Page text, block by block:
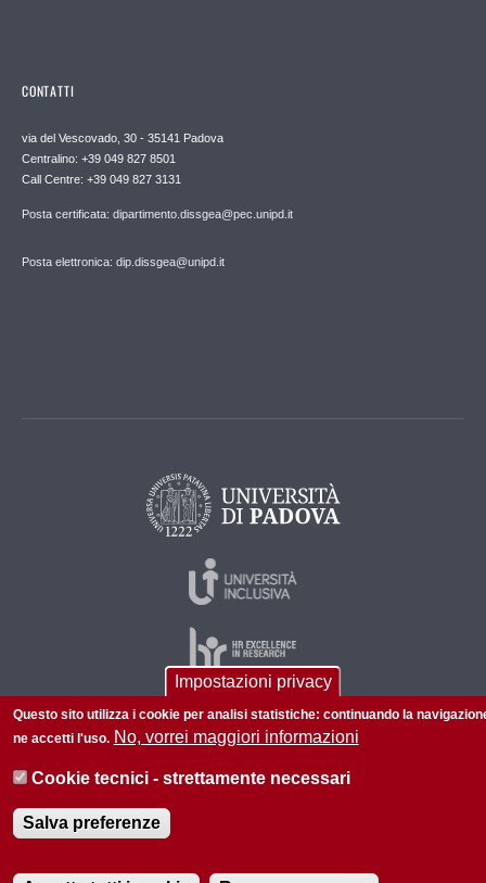
CONTATTI
via del Vescovado, 30 - 35141 Padova
Centralino: +39 049 827 8501
Call Centre: +39 049 827 3131
Posta certificata: dipartimento.dissgea@pec.unipd.it
Posta elettronica: dip.dissgea@unipd.it
© 2026 Università di Padova - Tutti i diritti riservati
P.I. 00742430283 C.F. 80006480281
Informazioni su questo sito
Impostazioni privacy
Questo sito utilizza i cookie per analisi statistiche: continuando la
ne accetti l'uso. No, vorrei maggiori informazioni
Cookie tecnici - strettamente necessari
Salva preferenze